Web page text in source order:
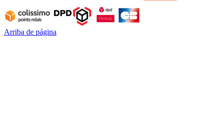
Arriba de página